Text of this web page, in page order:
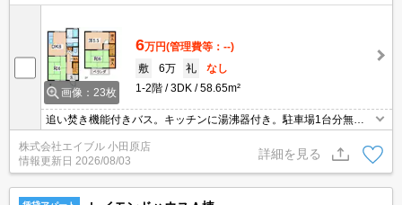
画像：23枚
6万円(管理費等：--)
敷
6万 礼
なし
1-2階
3DK 58.65m²
追い焚き機能付きバス。キッチンに湯沸器付き。駐車場1台分無
料。仲介手数料家賃の0.55ヵ月分。戸建感覚のテラスハウス。
株式会社エイブル 小田原店
情報更新日 2026/08/03
詳細を見る